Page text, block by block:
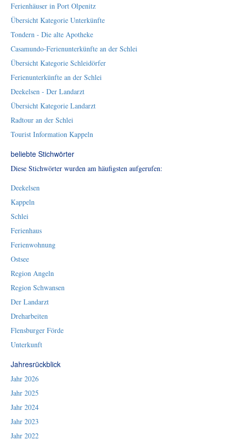
Ferienhäuser in Port Olpenitz
Übersicht Kategorie Unterkünfte
Tondern - Die alte Apotheke
Casamundo-Ferienunterkünfte an der Schlei
Übersicht Kategorie Schleidörfer
Ferienunterkünfte an der Schlei
Deekelsen - Der Landarzt
Übersicht Kategorie Landarzt
Radtour an der Schlei
Tourist Information Kappeln
beliebte Stichwörter
Diese Stichwörter wurden am häufigsten aufgerufen:
Deekelsen
Kappeln
Schlei
Ferienhaus
Ferienwohnung
Ostsee
Region Angeln
Region Schwansen
Der Landarzt
Dreharbeiten
Flensburger Förde
Unterkunft
Jahresrückblick
Jahr 2026
Jahr 2025
Jahr 2024
Jahr 2023
Jahr 2022